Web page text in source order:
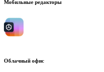
Мобильные редакторы
Облачный офис